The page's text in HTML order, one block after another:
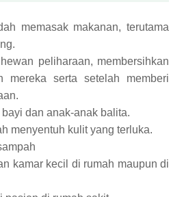
memasak makanan, terutama
peliharaan, membersihkan
mereka serta setelah memberi
dan anak-anak balita.
menyentuh kulit yang terluka.
kamar kecil di rumah maupun di